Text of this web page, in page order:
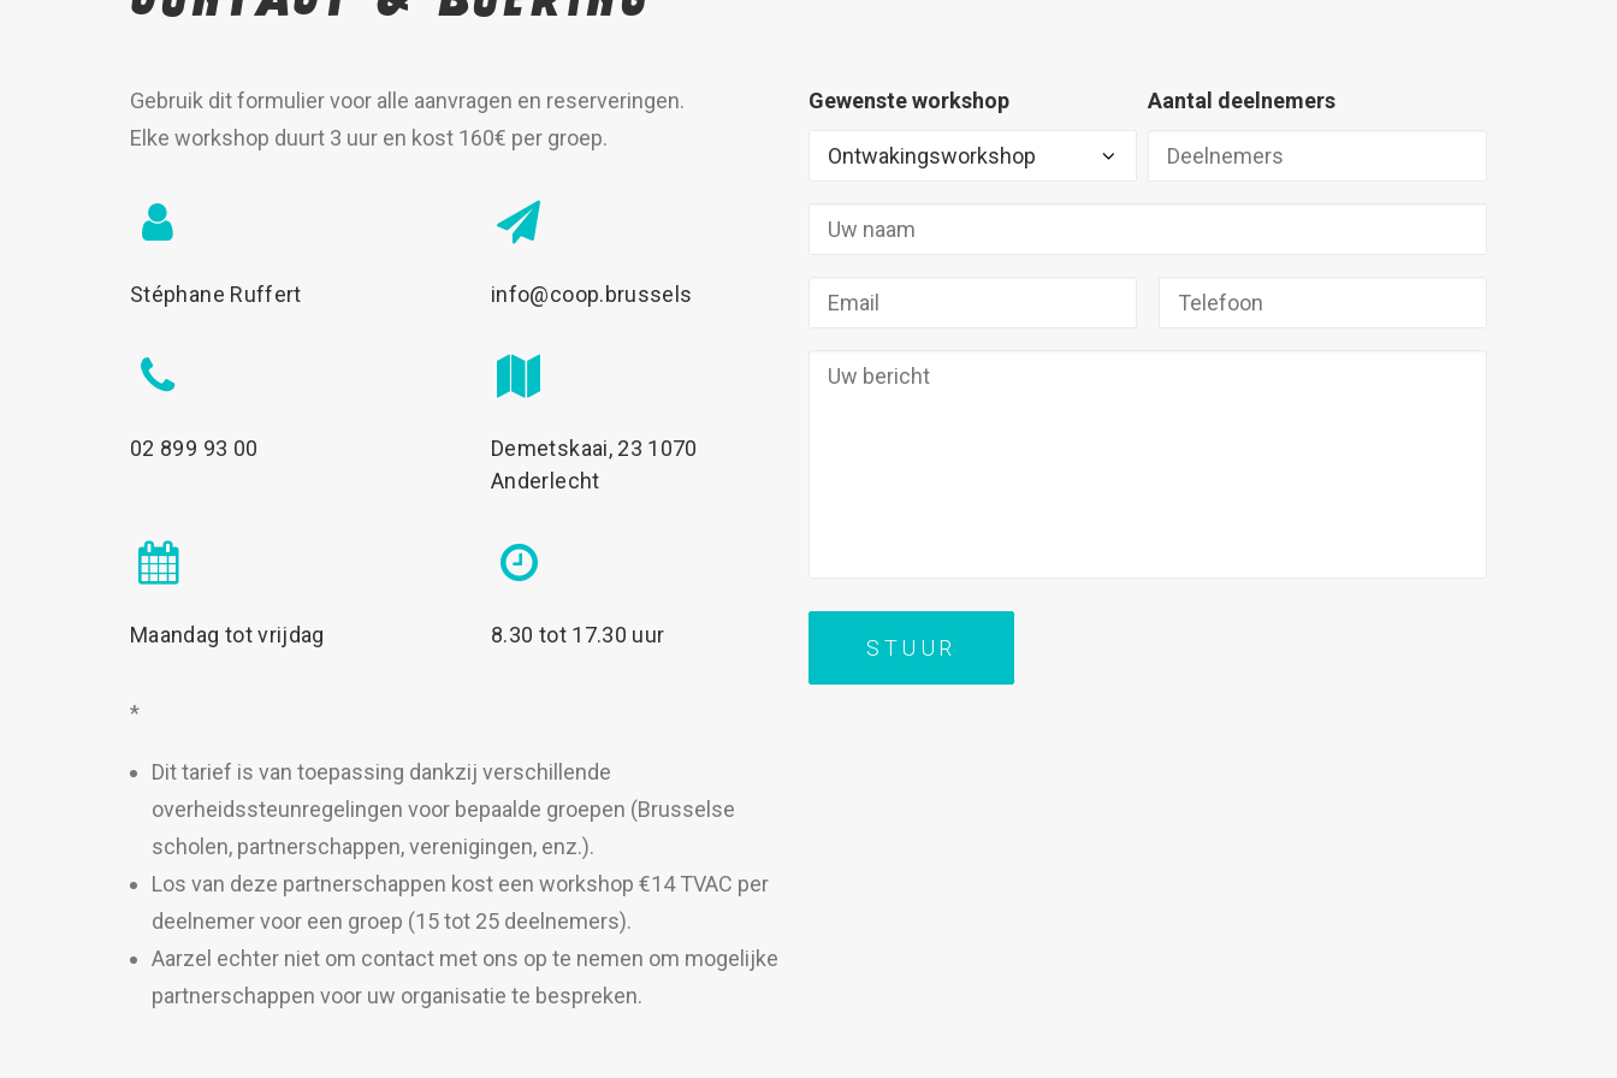
Gebruik dit formulier voor alle aanvragen en reserveringen.
Elke workshop duurt 3 uur en kost 160€ per groep.
Stéphane Ruffert info@coop.brussels
02 899 93 00
Demetskaai, 23 1070
Anderlecht
Maandag tot vrijdag 8.30 tot 17.30 uur
*
Dit tarief is van toepassing dankzij verschillende
overheidssteunregelingen voor bepaalde groepen (Brusselse
scholen, partnerschappen, verenigingen, enz.).
Los van deze partnerschappen kost een workshop €14 TVAC per
deelnemer voor een groep (15 tot 25 deelnemers).
Aarzel echter niet om contact met ons op te nemen om mogelijke
partnerschappen voor uw organisatie te bespreken.
Gewenste workshop Aantal deelnemers